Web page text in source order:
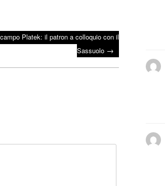
Platek: il patron a colloquio con il
Sassuolo →